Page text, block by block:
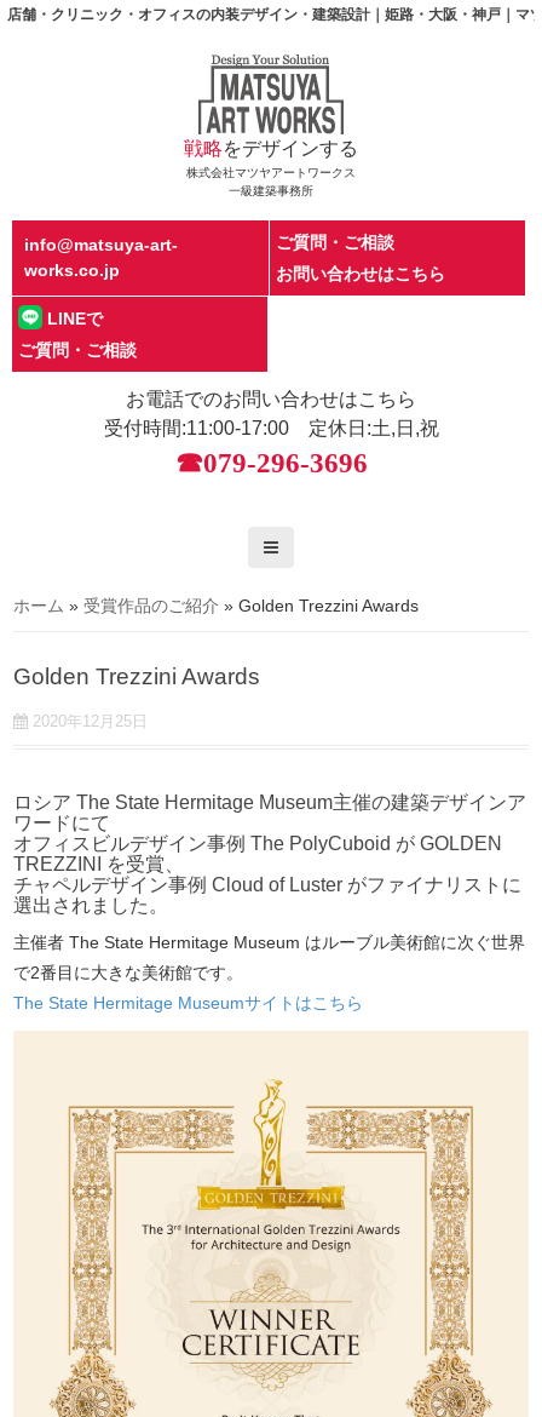
店舗・クリニック・オフィスの内装デザイン・建築設計｜姫路・大阪・神戸｜
戦略をデザインする
株式会社マツヤアートワークス
一級建築事務所
info@matsuya-art-
works.co.jp
ご質問・ご相談
お問い合わせはこちら
LINEで
ご質問・ご相談
お電話でのお問い合わせはこちら
受付時間:11:00-17:00 定休日:土,日,祝
☎079-296-3696
ホーム »受賞作品のご紹介 »Golden Trezzini Awards
Golden Trezzini Awards
2020年12月25日
ロシア The State Hermitage Museum主催の建築デザインア
ワードにて
オフィスビルデザイン事例 The PolyCuboid が GOLDEN
TREZZINI を受賞、
チャペルデザイン事例 Cloud of Luster がファイナリストに
選出されました。
主催者 The State Hermitage Museum はルーブル美術館に次ぐ世界
で2番目に大きな美術館です。
The State Hermitage Museumサイトはこちら